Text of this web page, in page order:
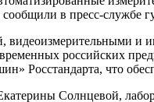
в пресс-службе
видеоизмерительными
российских
Росстандарта, что
Солнцевой,